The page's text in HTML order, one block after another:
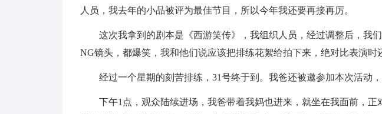
人员，我去年的小品被评为最佳节目，所以今年我还要再接再厉。
这次我拿到的剧本是《西游笑传》，我组织人员，经过调整后，我
NG镜头，都爆笑，我和他们说应该把排练花絮给拍下来，绝对比表演时
经过一个星期的刻苦排练，31号终于到。我爸还被邀参加本次活动
下午1点，观众陆续进场，我爸带着我妈也进来，就坐在我面前，正